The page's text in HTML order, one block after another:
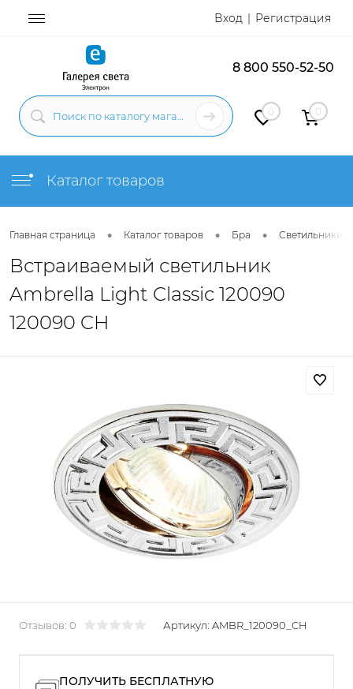
Вход Регистрация
8 800 550-52-50
0 0
Каталог товаров
Главная страница • Каталог товаров • Бра • Светильники
Встраиваемый светильник
Ambrella Light Classic 120090
120090 CH
Отзывов: 0 Артикул: AMBR_120090_CH
ПОЛУЧИТЬ БЕСПЛАТНУЮ